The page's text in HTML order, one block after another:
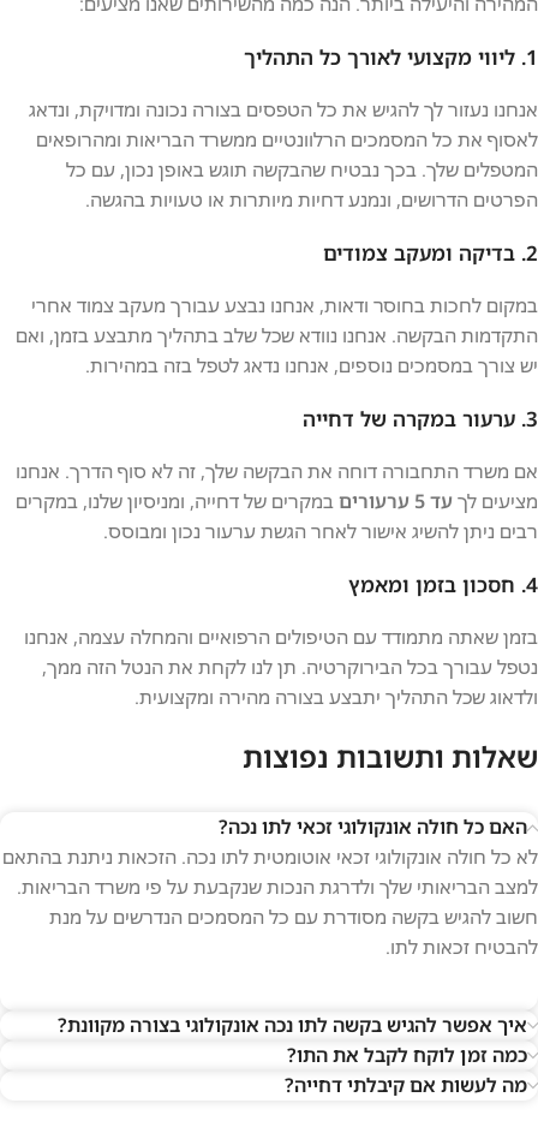
1. ליווי מקצועי לאורך כל התהליך
אנחנו נעזור לך להגיש את כל הטפסים בצורה נכונה ומדויקת, ונדאג
לאסוף את כל המסמכים הרלוונטיים ממשרד הבריאות ומהרופאים
המטפלים שלך. בכך נבטיח שהבקשה תוגש באופן נכון, עם כל
הפרטים הדרושים, ונמנע דחיות מיותרות או טעויות בהגשה.
2. בדיקה ומעקב צמודים
במקום לחכות בחוסר ודאות, אנחנו נבצע עבורך מעקב צמוד אחרי
התקדמות הבקשה. אנחנו נוודא שכל שלב בתהליך מתבצע בזמן, ואם
יש צורך במסמכים נוספים, אנחנו נדאג לטפל בזה במהירות.
3. ערעור במקרה של דחייה
אם משרד התחבורה דוחה את הבקשה שלך, זה לא סוף הדרך. אנחנו
מציעים לךעד 5 ערעורים
במקרים של דחייה, ומניסיון שלנו, במקרים
רבים ניתן להשיג אישור לאחר הגשת ערעור נכון ומבוסס.
4. חסכון בזמן ומאמץ
בזמן שאתה מתמודד עם הטיפולים הרפואיים והמחלה עצמה, אנחנו
נטפל עבורך בכל הבירוקרטיה. תן לנו לקחת את הנטל הזה ממך,
ולדאוג שכל התהליך יתבצע בצורה מהירה ומקצועית.
שאלות ותשובות נפוצות
האם כל חולה אונקולוגי זכאי לתו נכה?
לא כל חולה אונקולוגי זכאי אוטומטית לתו נכה. הזכאות ניתנת בהתאם
למצב הבריאותי שלך ולדרגת הנכות שנקבעת על פי משרד הבריאות.
חשוב להגיש בקשה מסודרת עם כל המסמכים הנדרשים על מנת
להבטיח זכאות לתו.
איך אפשר להגיש בקשה לתו נכה אונקולוגי בצורה מקוונת?
כמה זמן לוקח לקבל את התו?
מה לעשות אם קיבלתי דחייה?